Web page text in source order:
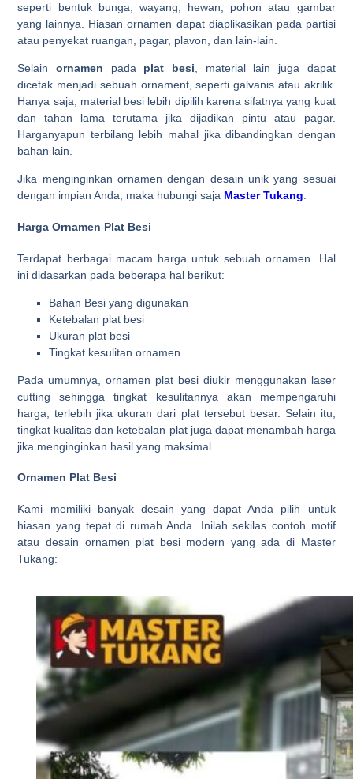
seperti bentuk bunga, wayang, hewan, pohon atau gambar
yang lainnya. Hiasan ornamen dapat diaplikasikan pada partisi
atau penyekat ruangan, pagar, plavon, dan lain-lain.
Selainornamen padaplat besi, material lain juga dapat
dicetak menjadi sebuah ornament, seperti galvanis atau akrilik.
Hanya saja, material besi lebih dipilih karena sifatnya yang kuat
dan tahan lama terutama jika dijadikan pintu atau pagar.
Harganyapun terbilang lebih mahal jika dibandingkan dengan
bahan lain.
Jika menginginkan ornamen dengan desain unik yang sesuai
dengan impian Anda, maka hubungi saja Master Tukang.
Harga Ornamen Plat Besi
Terdapat berbagai macam harga untuk sebuah ornamen. Hal
ini didasarkan pada beberapa hal berikut:
Bahan Besi yang digunakan
Ketebalan plat besi
Ukuran plat besi
Tingkat kesulitan ornamen
Pada umumnya, ornamen plat besi diukir menggunakan laser
cutting sehingga tingkat kesulitannya akan mempengaruhi
harga, terlebih jika ukuran dari plat tersebut besar. Selain itu,
tingkat kualitas dan ketebalan plat juga dapat menambah harga
jika menginginkan hasil yang maksimal.
Ornamen Plat Besi
Kami memiliki banyak desain yang dapat Anda pilih untuk
hiasan yang tepat di rumah Anda. Inilah sekilas contoh motif
atau desain ornamen plat besi modern yang ada di Master
Tukang: